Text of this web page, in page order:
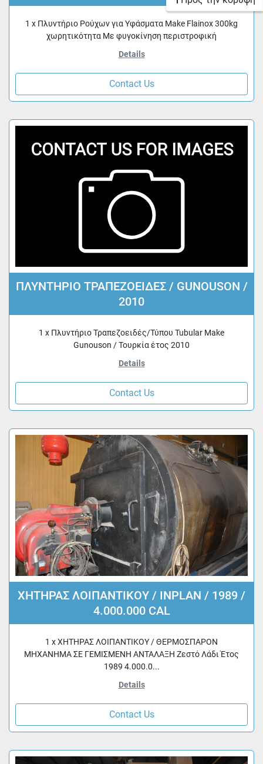
1 x Πλυντήριο Ρούχων για Υφάσματα Make Flainox 300kg
χωρητικότητα Με φυγοκίνηση περιστροφική
Details
Contact Us
ΠΛΥΝΤΗΡΙΟ ΤΡΑΠΕΖΟΕΙΔΕΣ / GUNOUSON /
2010
1 x Πλυντήριο Τραπεζοειδές/Τύπου Tubular Make
Gunouson / Τουρκία έτος 2010
Details
Contact Us
ΧΗΤΗΡΑΣ ΛΟΙΠΑΝΤΙΚΟΥ / INPLAN / 1989 /
4.000.000 CAL
1 x ΧΗΤΗΡΑΣ ΛΟΙΠΑΝΤΙΚΟΥ / ΘΕΡΜΟΣΠΑΡΟΝ
ΜΗΧΑΝΗΜΑ ΣΕ ΓΕΜΙΣΜΕΝΗ ΑΝΤΑΛΑΞΗ Ζεστό Λάδι Έτος
1989 4.000.0...
Details
Contact Us